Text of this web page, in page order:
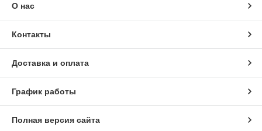
О нас
Контакты
Доставка и оплата
График работы
Полная версия сайта